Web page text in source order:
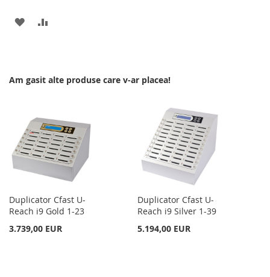
ADAUGATI
DE
Am gasit alte produse care v-ar placea!
Duplicator Cfast U-
Reach i9 Gold 1-23
3.739,00 EUR
Duplicator Cfast U-
Reach i9 Silver 1-39
5.194,00 EUR